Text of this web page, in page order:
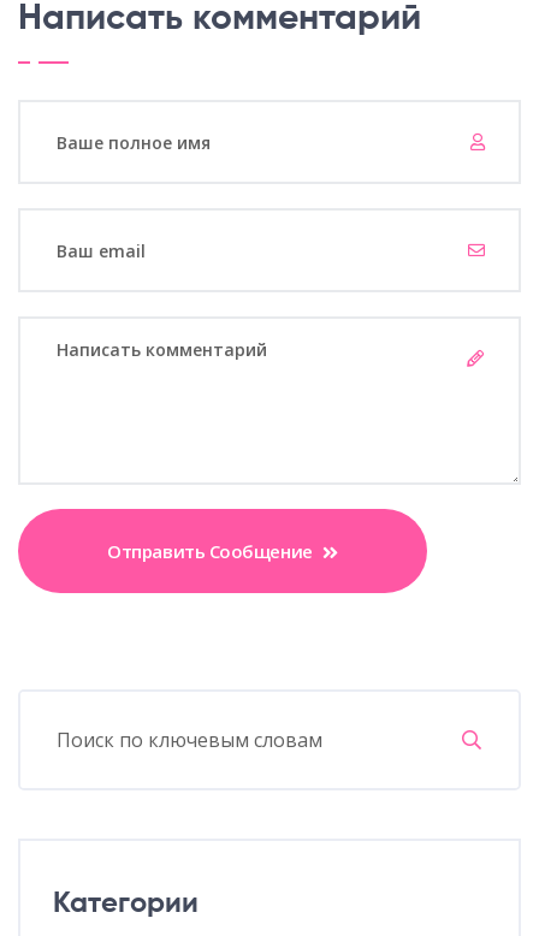
Написать комментарий
Отправить Сообщение
Категории